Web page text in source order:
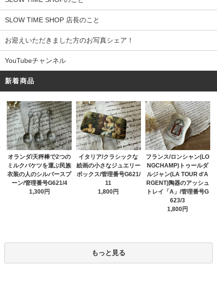
SLOW TIME SHOP 店長のこと
お迎えいただきました方のお写真シェア！
YouTubeチャンネル
新着商品
オランダ/天秤棒で2つの
ミルクバケツを運ぶ民族
衣装の人のシルバースプ
ーン/管理番号G621/4
1,300円
イタリア/クラシックな
絵画の小さなジュエリー
ボックス/管理番号G621/
11
1,800円
フランス/ロンシャン(LO
NGCHAMP)トゥールダ
ルジャン(LA TOUR d'A
RGENT)陶器のアッシュ
トレイ「A」/管理番号G
623/3
1,800円
もっと見る